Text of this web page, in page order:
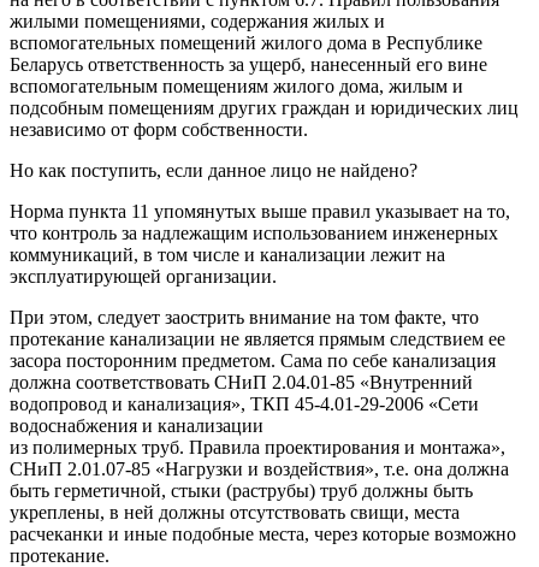
жилыми помещениями, содержания жилых и
вспомогательных помещений жилого дома в Республике
Беларусь ответственность за ущерб, нанесенный его вине
вспомогательным помещениям жилого дома, жилым и
подсобным помещениям других граждан и юридических лиц
независимо от форм собственности.
Но как поступить, если данное лицо не найдено?
Норма пункта 11 упомянутых выше правил указывает на то,
что контроль за надлежащим использованием инженерных
коммуникаций, в том числе и канализации лежит на
эксплуатирующей организации.
При этом, следует заострить внимание на том факте, что
протекание канализации не является прямым следствием ее
засора посторонним предметом. Сама по себе канализация
должна соответствовать СНиП 2.04.01-85 «Внутренний
водопровод и канализация», ТКП 45-4.01-29-2006 «Сети
водоснабжения и канализации
из полимерных труб. Правила проектирования и монтажа»,
СНиП 2.01.07-85 «Нагрузки и воздействия», т.е. она должна
быть герметичной, стыки (раструбы) труб должны быть
укреплены, в ней должны отсутствовать свищи, места
расчеканки и иные подобные места, через которые возможно
протекание.